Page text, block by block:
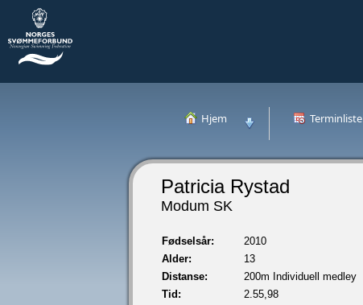
Hjem Terminliste
Patricia Rystad
Modum SK
Fødselsår:
2010
Alder:
13
Distanse:
200m Individuell medley
Tid:
2.55,98